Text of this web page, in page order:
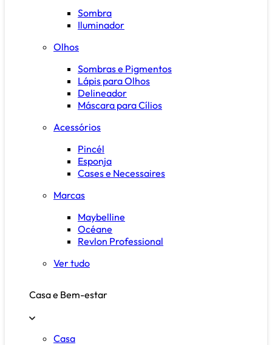
Sombra
Iluminador
Olhos
Sombras e Pigmentos
Lápis para Olhos
Delineador
Máscara para Cílios
Acessórios
Pincél
Esponja
Cases e Necessaires
Marcas
Maybelline
Océane
Revlon Professional
Ver tudo
Casa e Bem-estar
Casa